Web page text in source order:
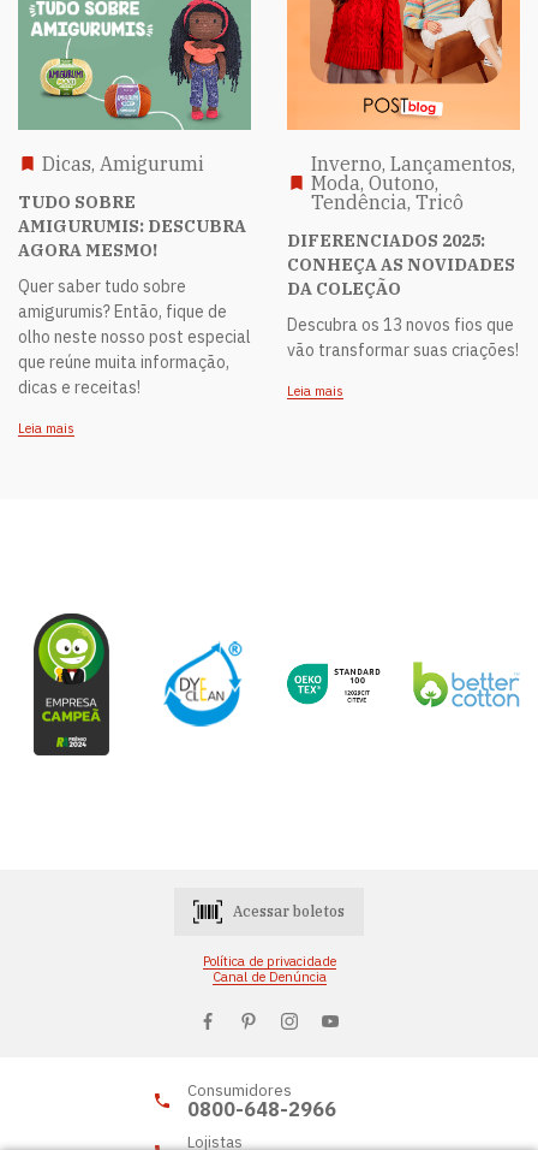
Dicas, Amigurumi
TUDO SOBRE
AMIGURUMIS: DESCUBRA
AGORA MESMO!
Quer saber tudo sobre
amigurumis? Então, fique de
olho neste nosso post especial
que reúne muita informação,
dicas e receitas!
Leia mais
Inverno, Lançamentos,
Moda, Outono,
Tendência, Tricô
DIFERENCIADOS 2025:
CONHEÇA AS NOVIDADES
DA COLEÇÃO
Descubra os 13 novos fios que
vão transformar suas criações!
Leia mais
Acessar boletos
Política de privacidade
Canal de Denúncia
Consumidores
0800-648-2966
Lojistas